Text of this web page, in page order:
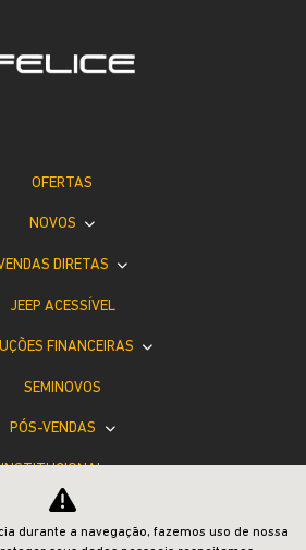
OFERTAS
NOVOS
DIRETAS
JEEP ACESSÍVEL
FINANCEIRAS
SEMINOVOS
PÓS-VENDAS
INSTITUCIONAL
BLOG
durante a navegação, fazemos uso de nossa